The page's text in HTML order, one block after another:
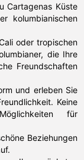
Cartagenas Küste
kolumbianischen
oder tropischen
die Ihre
Freundschaften
und erleben Sie
Keine
für
Beziehungen